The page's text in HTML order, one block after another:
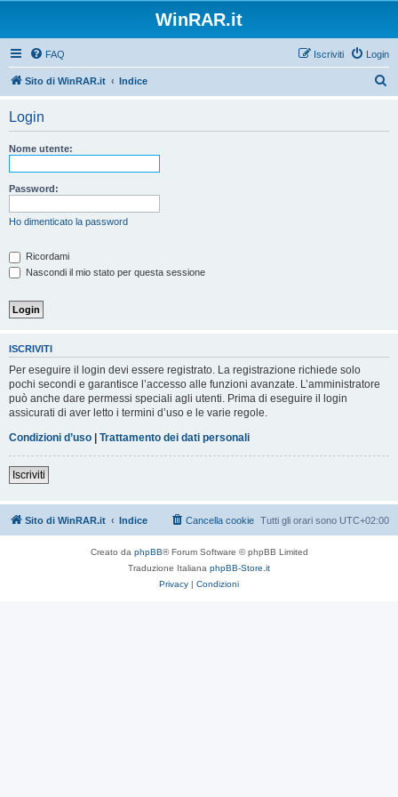
WinRAR.it
FAQ Login
Iscriviti
Sito di WinRAR.it Indice
Login
Nome utente:
Password:
Ho dimenticato la password
Ricordami
Nascondi il mio stato per questa sessione
ISCRIVITI
Per eseguire il login devi essere registrato. La registrazione richiede solo
pochi secondi e garantisce l’accesso alle funzioni avanzate. L’amministratore
può anche dare permessi speciali agli utenti. Prima di eseguire il login
assicurati di aver letto i termini d’uso e le varie regole.
Condizioni d’uso | Trattamento dei dati personali
Iscriviti
Sito di WinRAR.it Indice Tutti gli orari sono UTC+02:00
Cancella cookie
Creato da phpBB® Forum Software © phpBB Limited
Traduzione Italiana phpBB-Store.it
Privacy | Condizioni